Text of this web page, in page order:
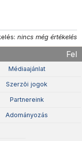
nincs még értékelés
Fel
Médiaajánlat
Szerzõi jogok
Partnereink
Adományozás